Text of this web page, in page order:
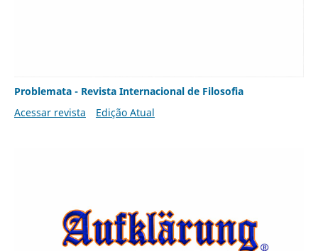
Problemata - Revista Internacional de Filosofia
Acessar revista
Edição Atual